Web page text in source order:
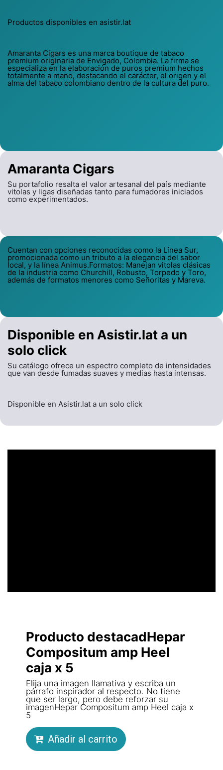
Amaranta Cigars
Su portafolio resalta el valor artesanal del país mediante
vitolas y ligas diseñadas tanto para fumadores iniciados
como experimentados.
Productos disponibles en asistir.lat
Amaranta Cigars es una marca boutique de tabaco
premium originaria de Envigado, Colombia. La firma se
especializa en la elaboración de puros premium hechos
totalmente a mano, destacando el carácter, el origen y el
alma del tabaco colombiano dentro de la cultura del puro.
Cuentan con opciones reconocidas como la Línea Sur,
promocionada como un tributo a la elegancia del sabor
local, y la línea Animus.Formatos: Manejan vitolas clásicas
de la industria como Churchill, Robusto, Torpedo y Toro,
además de formatos menores como Señoritas y Mareva.
Disponible en Asistir.lat a un
solo click
Su catálogo ofrece un espectro completo de intensidades
que van desde fumadas suaves y medias hasta intensas.
Disponible en Asistir.lat a un solo click
Producto destacadHepar
Compositum amp Heel
caja x 5
Elija una imagen llamativa y escriba un
párrafo inspirador al respecto. No tiene
que ser largo, pero debe reforzar su
imagenHepar Compositum amp Heel caja x
5
Añadir al carrito